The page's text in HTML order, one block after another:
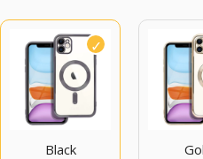
Black